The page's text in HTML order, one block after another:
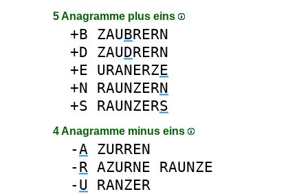
5 Anagramme plus eins
+B ZAUBRERN
+D ZAUDRERN
+E URANERZE
+N RAUNZERN
+S RAUNZERS
4 Anagramme minus eins
-A ZURREN
- R AZURNE RAUNZE
- U RANZER